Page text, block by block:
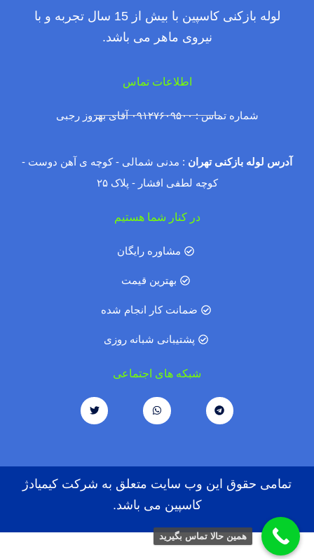
لوله بازکنی کاسپین با بیش از 15 سال تجربه و با
نیروی ماهر می باشد.
اطلاعات تماس
شماره تماس : ۰۹۱۲۷۶۰۹۵۰۰ آقای بهروز رجبی
آدرس لوله بازکنی تهران : مدنی شمالی - کوچه ی آهن دوست -
کوچه لطفی افشار - پلاک ۲۵
در کنار شما هستیم
مشاوره رایگان
بهترین قیمت
ضمانت کار انجام شده
پشتیبانی شبانه روزی
شبکه های اجتماعی
تمامی حقوق این وب سایت متعلق به شرکت کیمیادژ
کاسپین می باشد.
همین حالا تماس بگیرید